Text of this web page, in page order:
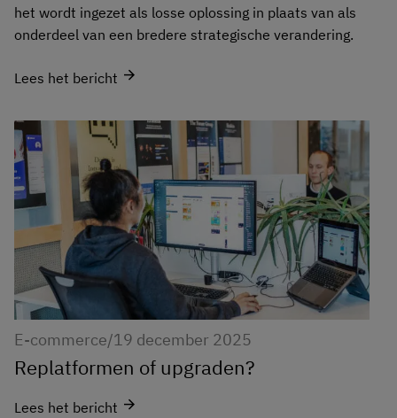
het wordt ingezet als losse oplossing in plaats van als
onderdeel van een bredere strategische verandering.
Lees het bericht arrow_forward
E-commerce/19 december 2025
Replatformen of upgraden?
Lees het bericht arrow_forward